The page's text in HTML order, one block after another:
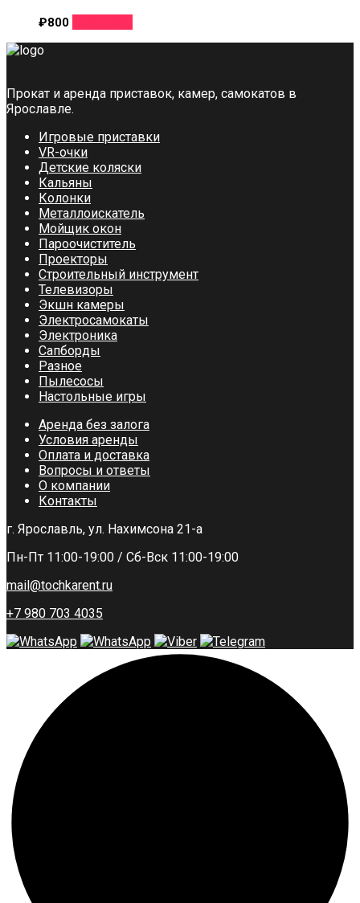
₽800
Прокат и аренда приставок, камер, самокатов в
Ярославле.
Игровые приставки
VR-очки
Детские коляски
Кальяны
Колонки
Металлоискатель
Мойщик окон
Пароочиститель
Проекторы
Строительный инструмент
Телевизоры
Экшн камеры
Электросамокаты
Электроника
Сапборды
Разное
Пылесосы
Настольные игры
Аренда без залога
Условия аренды
Оплата и доставка
Вопросы и ответы
О компании
Контакты
г. Ярославль, ул. Нахимсона 21-а
Пн-Пт 11:00-19:00 / Сб-Вск 11:00-19:00
mail@tochkarent.ru
+7 980 703 4035